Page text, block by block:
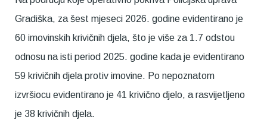
Gradiška, za šest mjeseci 2026. godine evidentirano je
60 imovinskih krivičnih djela, što je više za 1.7 odstou
odnosu na isti period 2025. godine kada je evidentirano
59 krivičnih djela protiv imovine. Po nepoznatom
izvršiocu evidentirano je 41 krivično djelo, a rasvijetljeno
je 38 krivičnih djela.